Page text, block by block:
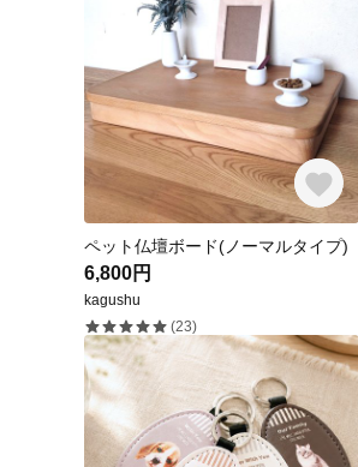
ペット仏壇ボード(ノーマルタイプ)
6,800円
kagushu
(23)